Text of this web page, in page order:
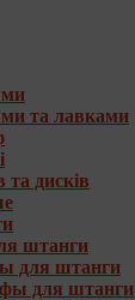
та лавками
та дисків
штанги
для штанги
для штанги